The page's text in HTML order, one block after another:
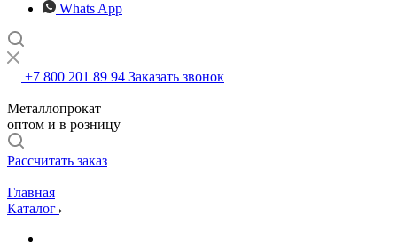
Whats App
+7 800 201 89 94 Заказать звонок
Металлопрокат
оптом и в розницу
Рассчитать заказ
Главная
Каталог